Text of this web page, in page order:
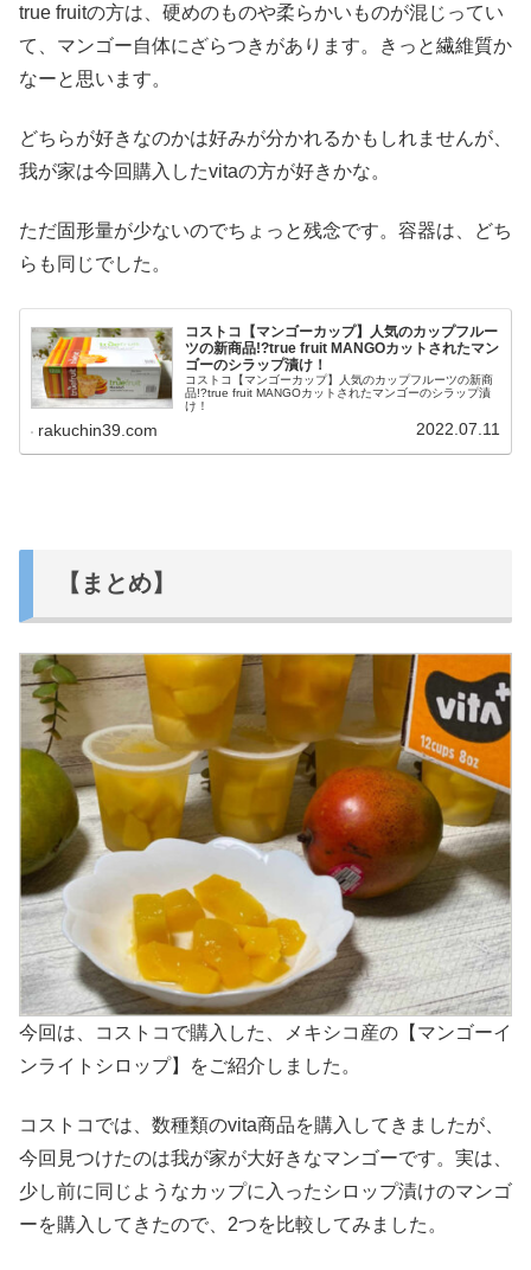
true fruitの方は、硬めのものや柔らかいものが混じってい
て、マンゴー自体にざらつきがあります。きっと繊維質か
なーと思います。
どちらが好きなのかは好みが分かれるかもしれませんが、
我が家は今回購入したvitaの方が好きかな。
ただ固形量が少ないのでちょっと残念です。容器は、どち
らも同じでした。
コストコ【マンゴーカップ】人気のカップフルー
ツの新商品!?true fruit MANGOカットされたマン
ゴーのシラップ漬け！
コストコ【マンゴーカップ】人気のカップフルーツの新商
品!?true fruit MANGOカットされたマンゴーのシラップ漬
け！
rakuchin39.com 2022.07.11
【まとめ】
今回は、コストコで購入した、メキシコ産の【マンゴーイ
ンライトシロップ】をご紹介しました。
コストコでは、数種類のvita商品を購入してきましたが、
今回見つけたのは我が家が大好きなマンゴーです。実は、
少し前に同じようなカップに入ったシロップ漬けのマンゴ
ーを購入してきたので、2つを比較してみました。